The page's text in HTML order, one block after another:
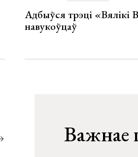
Адбыўся трэці «Вялікі
навукоўцаў
Важнае